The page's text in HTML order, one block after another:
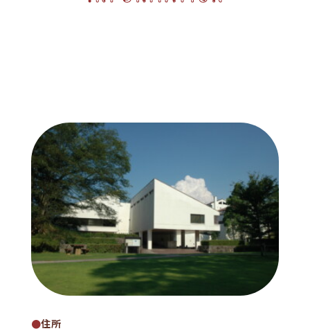
住所